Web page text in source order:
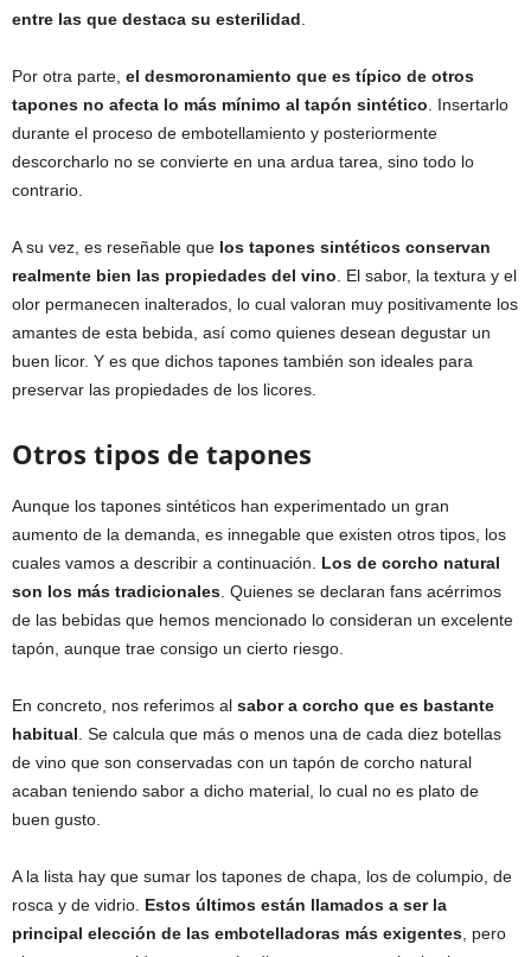
entre las que destaca su esterilidad.
Por otra parte, el desmoronamiento que es típico de otros
tapones no afecta lo más mínimo al tapón sintético. Insertarlo
durante el proceso de embotellamiento y posteriormente
descorcharlo no se convierte en una ardua tarea, sino todo lo
contrario.
A su vez, es reseñable que los tapones sintéticos conservan
realmente bien las propiedades del vino. El sabor, la textura y el
olor permanecen inalterados, lo cual valoran muy positivamente los
amantes de esta bebida, así como quienes desean degustar un
buen licor. Y es que dichos tapones también son ideales para
preservar las propiedades de los licores.
Otros tipos de tapones
Aunque los tapones sintéticos han experimentado un gran
aumento de la demanda, es innegable que existen otros tipos, los
cuales vamos a describir a continuación. Los de corcho natural
son los más tradicionales. Quienes se declaran fans acérrimos
de las bebidas que hemos mencionado lo consideran un excelente
tapón, aunque trae consigo un cierto riesgo.
En concreto, nos referimos al sabor a corcho que es bastante
habitual. Se calcula que más o menos una de cada diez botellas
de vino que son conservadas con un tapón de corcho natural
acaban teniendo sabor a dicho material, lo cual no es plato de
buen gusto.
A la lista hay que sumar los tapones de chapa, los de columpio, de
rosca y de vidrio. Estos últimos están llamados a ser la
principal elección de las embotelladoras más exigentes, pero